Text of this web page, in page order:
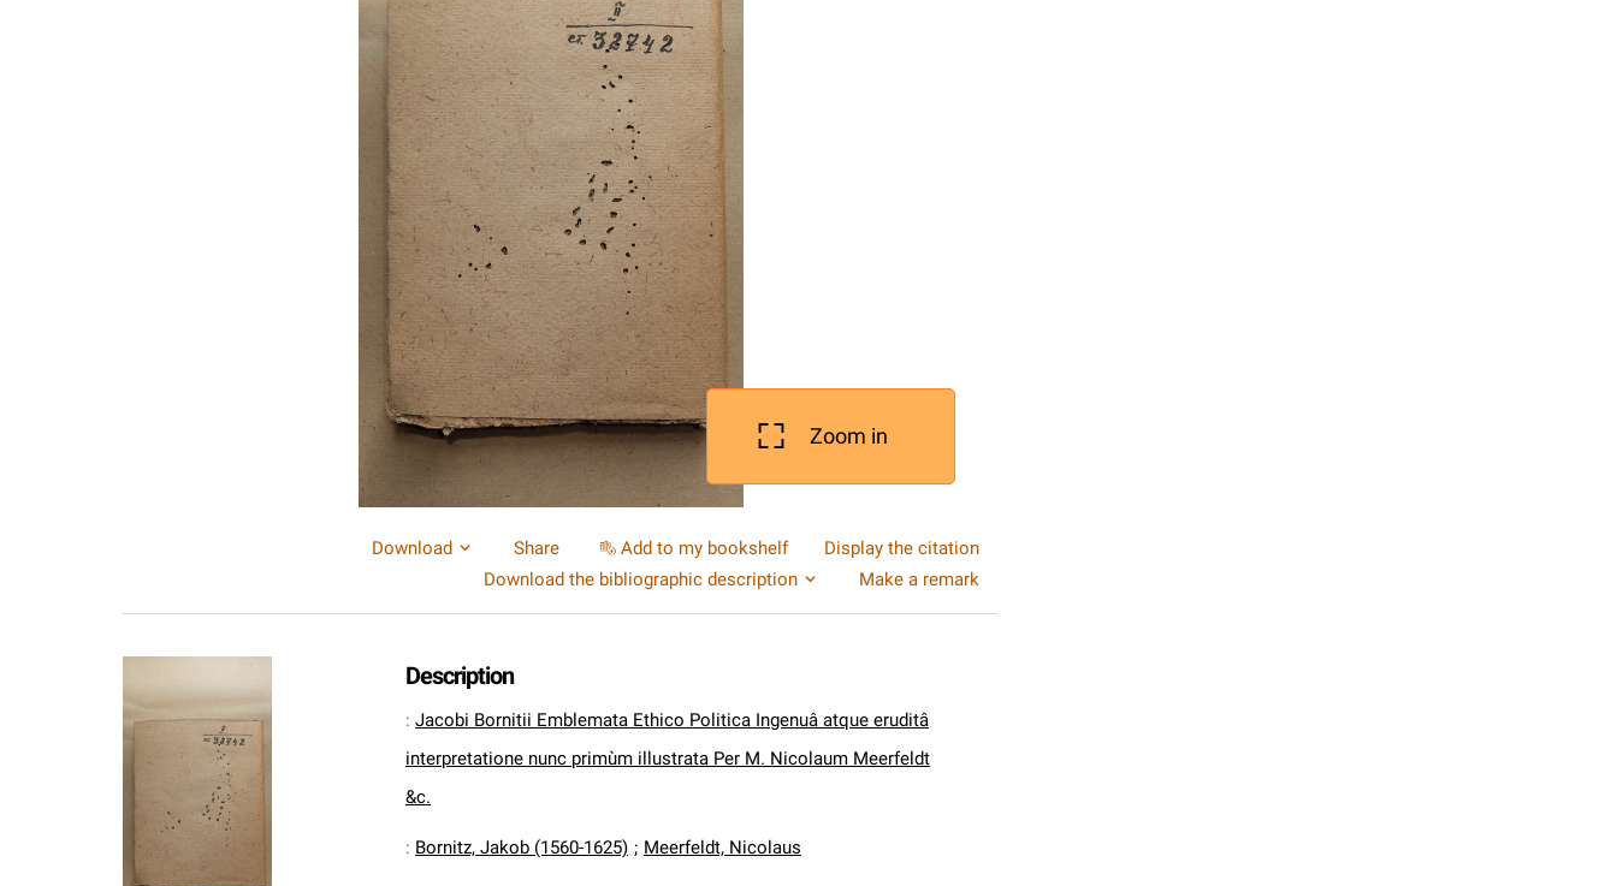
Zoom in
Download Share Add to my bookshelf
Display the citation
Download the bibliographic description
Make a remark
Description
: Jacobi Bornitii Emblemata Ethico Politica Ingenuâ atque eruditâ
interpretatione nunc primùm illustrata Per M. Nicolaum Meerfeldt
&c.
: Bornitz, Jakob (1560-1625) ; Meerfeldt, Nicolaus